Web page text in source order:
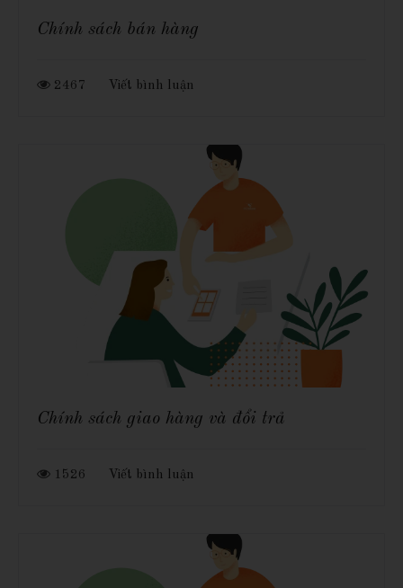
Chính sách bán hàng
2467 Viết bình luận
Chính sách giao hàng và đổi trả
1526 Viết bình luận